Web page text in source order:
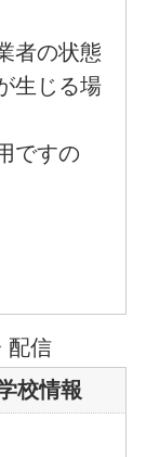
者の状態
生じる場
ですの
配信
校情報